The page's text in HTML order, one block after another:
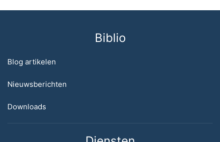
Biblio
Blog artikelen
Nieuwsberichten
Downloads